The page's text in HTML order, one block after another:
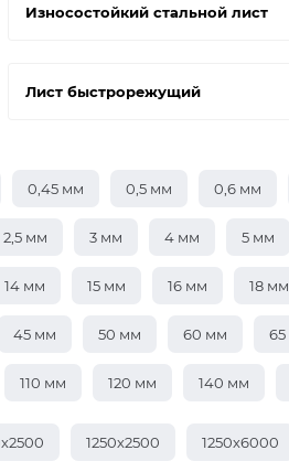
Износостойкий стальной лист
Лист быстрорежущий
0,45 мм 0,5 мм 0,6 мм
2,5 мм 3 мм 4 мм 5 мм
14 мм 15 мм 16 мм 18 мм
45 мм 50 мм 60 мм
110 мм 120 мм 140 мм
1250х2500 1250х6000